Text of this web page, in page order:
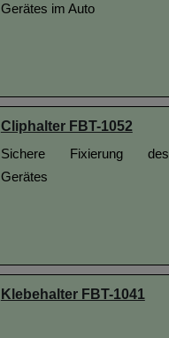
Gerätes im Auto
Cliphalter FBT-1052
Sichere Fixierung des
Gerätes
Klebehalter FBT-1041